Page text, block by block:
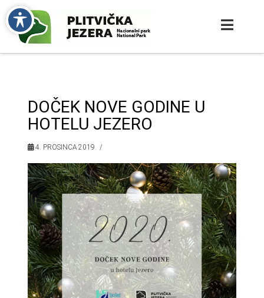
DOČEK NOVE GODINE U
HOTELU JEZERO
4. PROSINCA 2019.